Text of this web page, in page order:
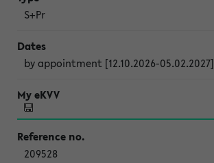
S+Pr
by appointment [12.10.2026-05.02.2027]
209528